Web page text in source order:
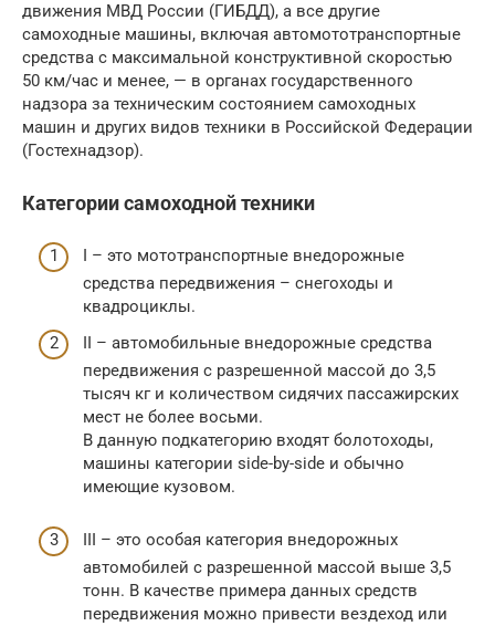
движения МВД России (ГИБДД), а все другие
самоходные машины, включая автомототранспортные
средства с максимальной конструктивной скоростью
50 км/час и менее, — в органах государственного
надзора за техническим состоянием самоходных
машин и других видов техники в Российской Федерации
(Гостехнадзор).
Категории самоходной техники
I – это мототранспортные внедорожные
средства передвижения – снегоходы и
квадроциклы.
II – автомобильные внедорожные средства
передвижения с разрешенной массой до 3,5
тысяч кг и количеством сидячих пассажирских
мест не более восьми.
В данную подкатегорию входят болотоходы,
машины категории side-by-side и обычно
имеющие кузовом.
III – это особая категория внедорожных
автомобилей с разрешенной массой выше 3,5
тонн. В качестве примера данных средств
передвижения можно привести вездеход или